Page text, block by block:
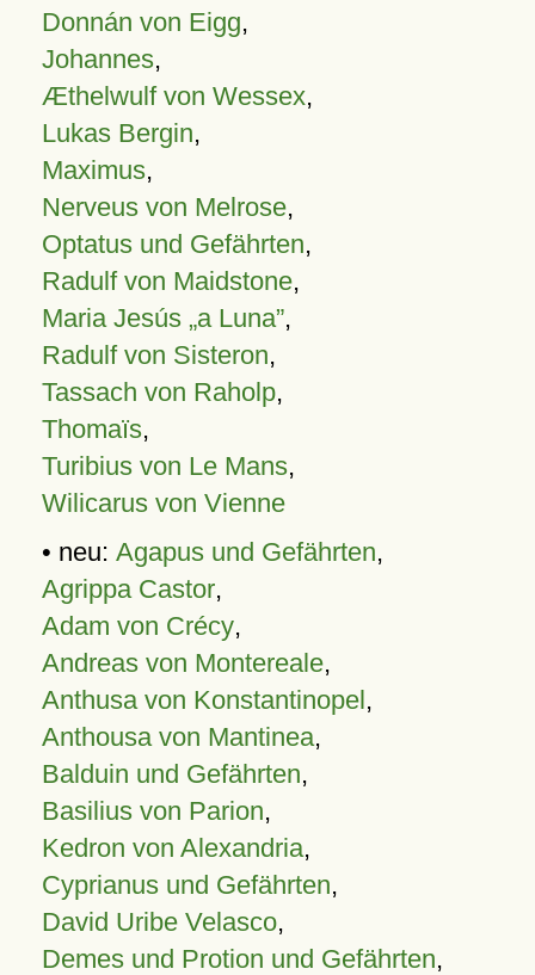
Donnán von Eigg,
Johannes,
Æthelwulf von Wessex,
Lukas Bergin,
Maximus,
Nerveus von Melrose,
Optatus und Gefährten,
Radulf von Maidstone,
Maria Jesús „a Luna”,
Radulf von Sisteron,
Tassach von Raholp,
Thomaïs,
Turibius von Le Mans,
Wilicarus von Vienne
• neu: Agapus und Gefährten,
Agrippa Castor,
Adam von Crécy,
Andreas von Montereale,
Anthusa von Konstantinopel,
Anthousa von Mantinea,
Balduin und Gefährten,
Basilius von Parion,
Kedron von Alexandria,
Cyprianus und Gefährten,
David Uribe Velasco,
Demes und Protion und Gefährten,